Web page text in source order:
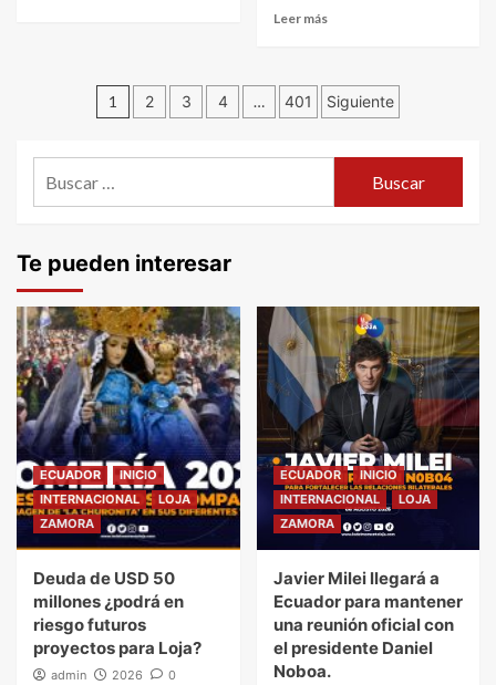
Leer más
Navegación
entradas
1 2 3 4 … 401 Siguiente
Te pueden interesar
ECUADOR
INICIO
INTERNACIONAL
LOJA
ZAMORA
Deuda de USD 50
millones ¿podrá en
riesgo futuros
proyectos para Loja?
admin 2026 0
ECUADOR
INICIO
INTERNACIONAL
LOJA
ZAMORA
Javier Milei llegará a
Ecuador para mantener
una reunión oficial con
el presidente Daniel
Noboa.